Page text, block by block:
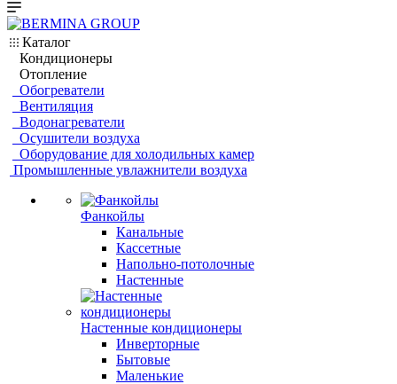
Каталог
Кондиционеры
Отопление
Обогреватели
Вентиляция
Водонагреватели
Осушители воздуха
Оборудование для холодильных камер
Промышленные увлажнители воздуха
Фанкойлы
Канальные
Кассетные
Напольно-потолочные
Настенные
Настенные кондиционеры
Инверторные
Бытовые
Маленькие